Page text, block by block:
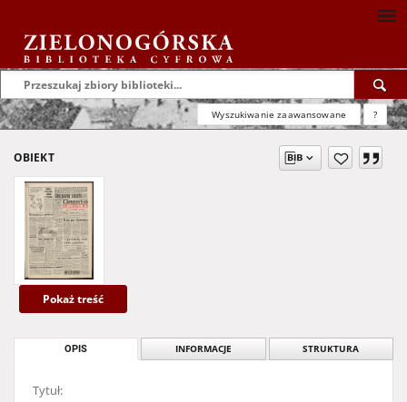
Wyszukiwanie zaawansowane ?
OBIEKT
Pokaż treść
OPIS INFORMACJE STRUKTURA
Tytuł: